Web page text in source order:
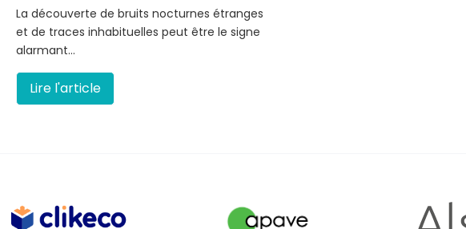
La découverte de bruits nocturnes étranges
et de traces inhabituelles peut être le signe
alarmant…
Lire l'article